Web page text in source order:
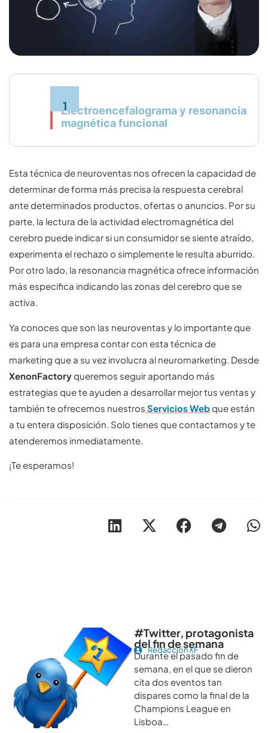
Electroencefalograma y resonancia
magnética funcional
Esta técnica de neuroventas nos ofrecen la capacidad de
determinar de forma más precisa la respuesta cerebral
ante determinados productos, ofertas o anuncios. Por su
parte, la lectura de la actividad electromagnética del
cerebro puede indicar si un consumidor se siente atraído,
experimenta el rechazo o simplemente le resulta aburrido.
Por otro lado, la resonancia magnética ofrece información
más especifica indicando las zonas del cerebro que se
activa.
Ya conoces que son las neuroventas y lo importante que
es para una empresa contar con esta técnica de
marketing que a su vez involucra al neuromarketing. Desde
XenonFactoryqueremos seguir aportando más
estrategias que te ayuden a desarrollar mejor tus ventas y
también te ofrecemos nuestros Servicios Webque están
a tu entera disposición. Solo tienes que contactarnos y te
atenderemos inmediatamente.
¡Te esperamos!
#Twitter, protagonista
del fin de semana
Redacción XF
Durante el pasado fin de
semana, en el que se dieron
cita dos eventos tan
dispares como la final de la
Champions League en
Lisboa…